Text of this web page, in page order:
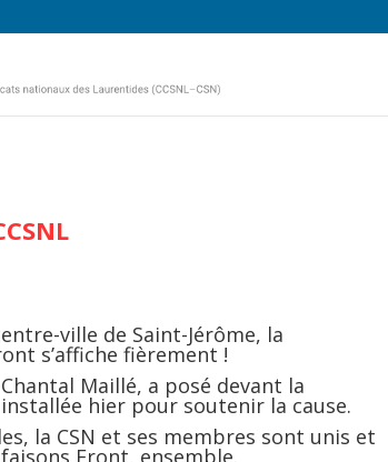
ville de Saint-Jérôme, la
s’affiche fièrement !
Maillé, a posé devant la
hier pour soutenir la cause.
la CSN et ses membres sont unis et
Front, ensemble.